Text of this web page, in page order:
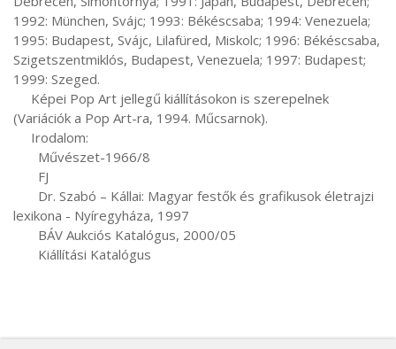
1992: München, Svájc; 1993: Békéscsaba; 1994: Venezuela;
1995: Budapest, Svájc, Lilafüred, Miskolc; 1996: Békéscsaba,
Szigetszentmiklós, Budapest, Venezuela; 1997: Budapest;
1999: Szeged.
(Variációk a Pop Art-ra, 1994. Műcsarnok).
lexikona - Nyíregyháza, 1997
       Kiállítási Katalógus